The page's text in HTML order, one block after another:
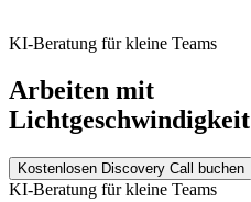
KI-Beratung für kleine Teams
Arbeiten mit
Lichtgeschwindigkeit
Kostenlosen Discovery Call buchen
KI-Beratung für kleine Teams